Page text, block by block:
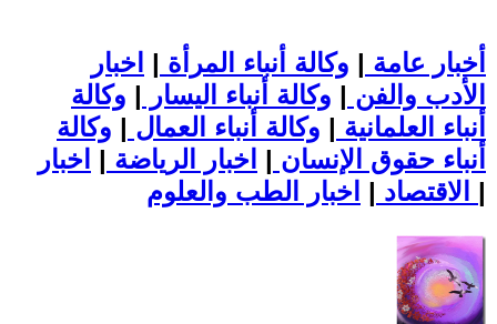
أخبار عامة | وكالة أنباء المرأة | اخبار
الأدب والفن | وكالة أنباء اليسار | وكالة
أنباء العلمانية | وكالة أنباء العمال | وكالة
أنباء حقوق الإنسان | اخبار الرياضة | اخبار
الاقتصاد | |